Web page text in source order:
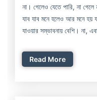
না। গেলেও যেতে পারি, না
যাব যাব মনে হলেও আর মনে হয়
যাওয়ার সম্ভাবনায় বেশি। না,
Read More